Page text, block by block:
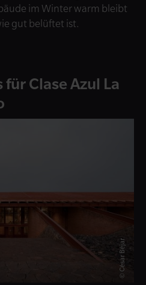
im Winter warm bleibt
gut belüftet ist.
Clase Azul La
© César Béjar